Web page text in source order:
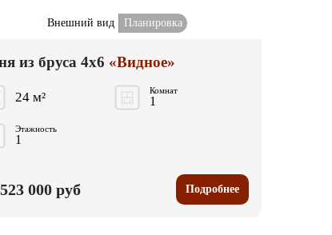
Внешний вид Планировка
из бруса 4x6 «Видное»
24 м² Комнат
1
Этажность
1
000 руб Подробнее